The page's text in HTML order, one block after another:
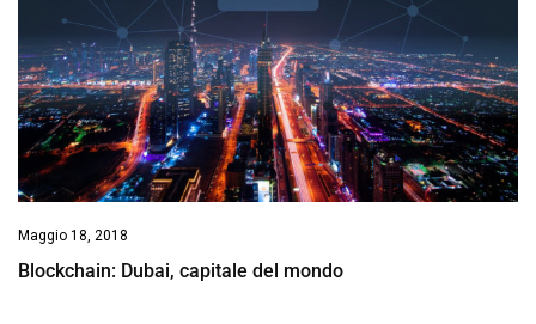
Maggio 18, 2018
Blockchain: Dubai, capitale del mondo